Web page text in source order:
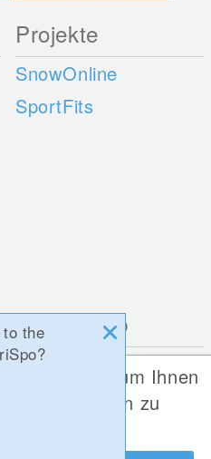
Projekte
SnowOnline
SportFits
Social Web
the
Cookies, um Ihnen
bieten zu